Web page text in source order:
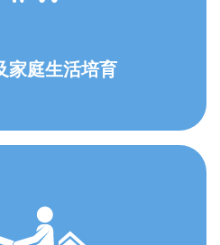
家庭生活培育